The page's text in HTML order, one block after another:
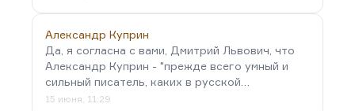
Александр Куприн
Да, я согласна с вами, Дмитрий Львович, что
Александр Куприн - "прежде всего умный и
сильный писатель, каких в русской…
15 июня, 11:29